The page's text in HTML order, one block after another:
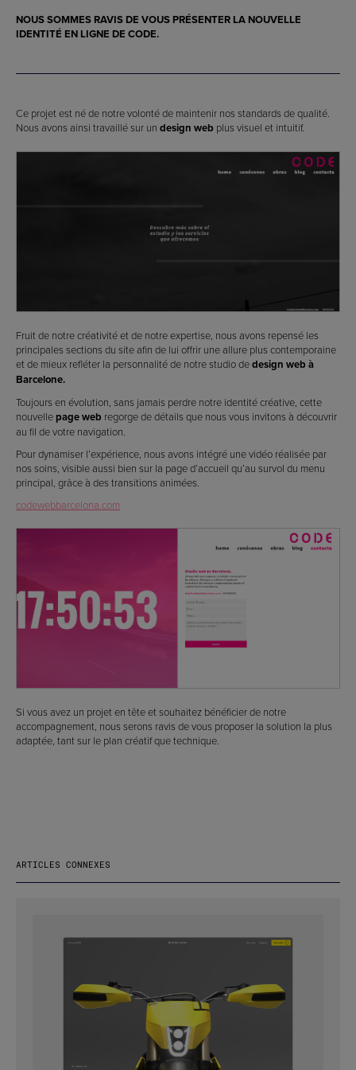
NOUS SOMMES RAVIS DE VOUS PRÉSENTER LA NOUVELLE
IDENTITÉ EN LIGNE DE CODE.
Ce projet est né de notre volonté de maintenir nos standards de qualité.
Nous avons ainsi travaillé sur un design web plus visuel et intuitif.
Fruit de notre créativité et de notre expertise, nous avons repensé les
principales sections du site afin de lui offrir une allure plus contemporaine
et de mieux refléter la personnalité de notre studio dedesign web à
Barcelone.
Toujours en évolution, sans jamais perdre notre identité créative, cette
nouvelle page web regorge de détails que nous vous invitons à découvrir
au fil de votre navigation.
Pour dynamiser l’expérience, nous avons intégré une vidéo réalisée par
nos soins, visible aussi bien sur la page d’accueil qu’au survol du menu
principal, grâce à des transitions animées.
codewebbarcelona.com
Si vous avez un projet en tête et souhaitez bénéficier de notre
accompagnement, nous serons ravis de vous proposer la solution la plus
adaptée, tant sur le plan créatif que technique.
ARTICLES CONNEXES